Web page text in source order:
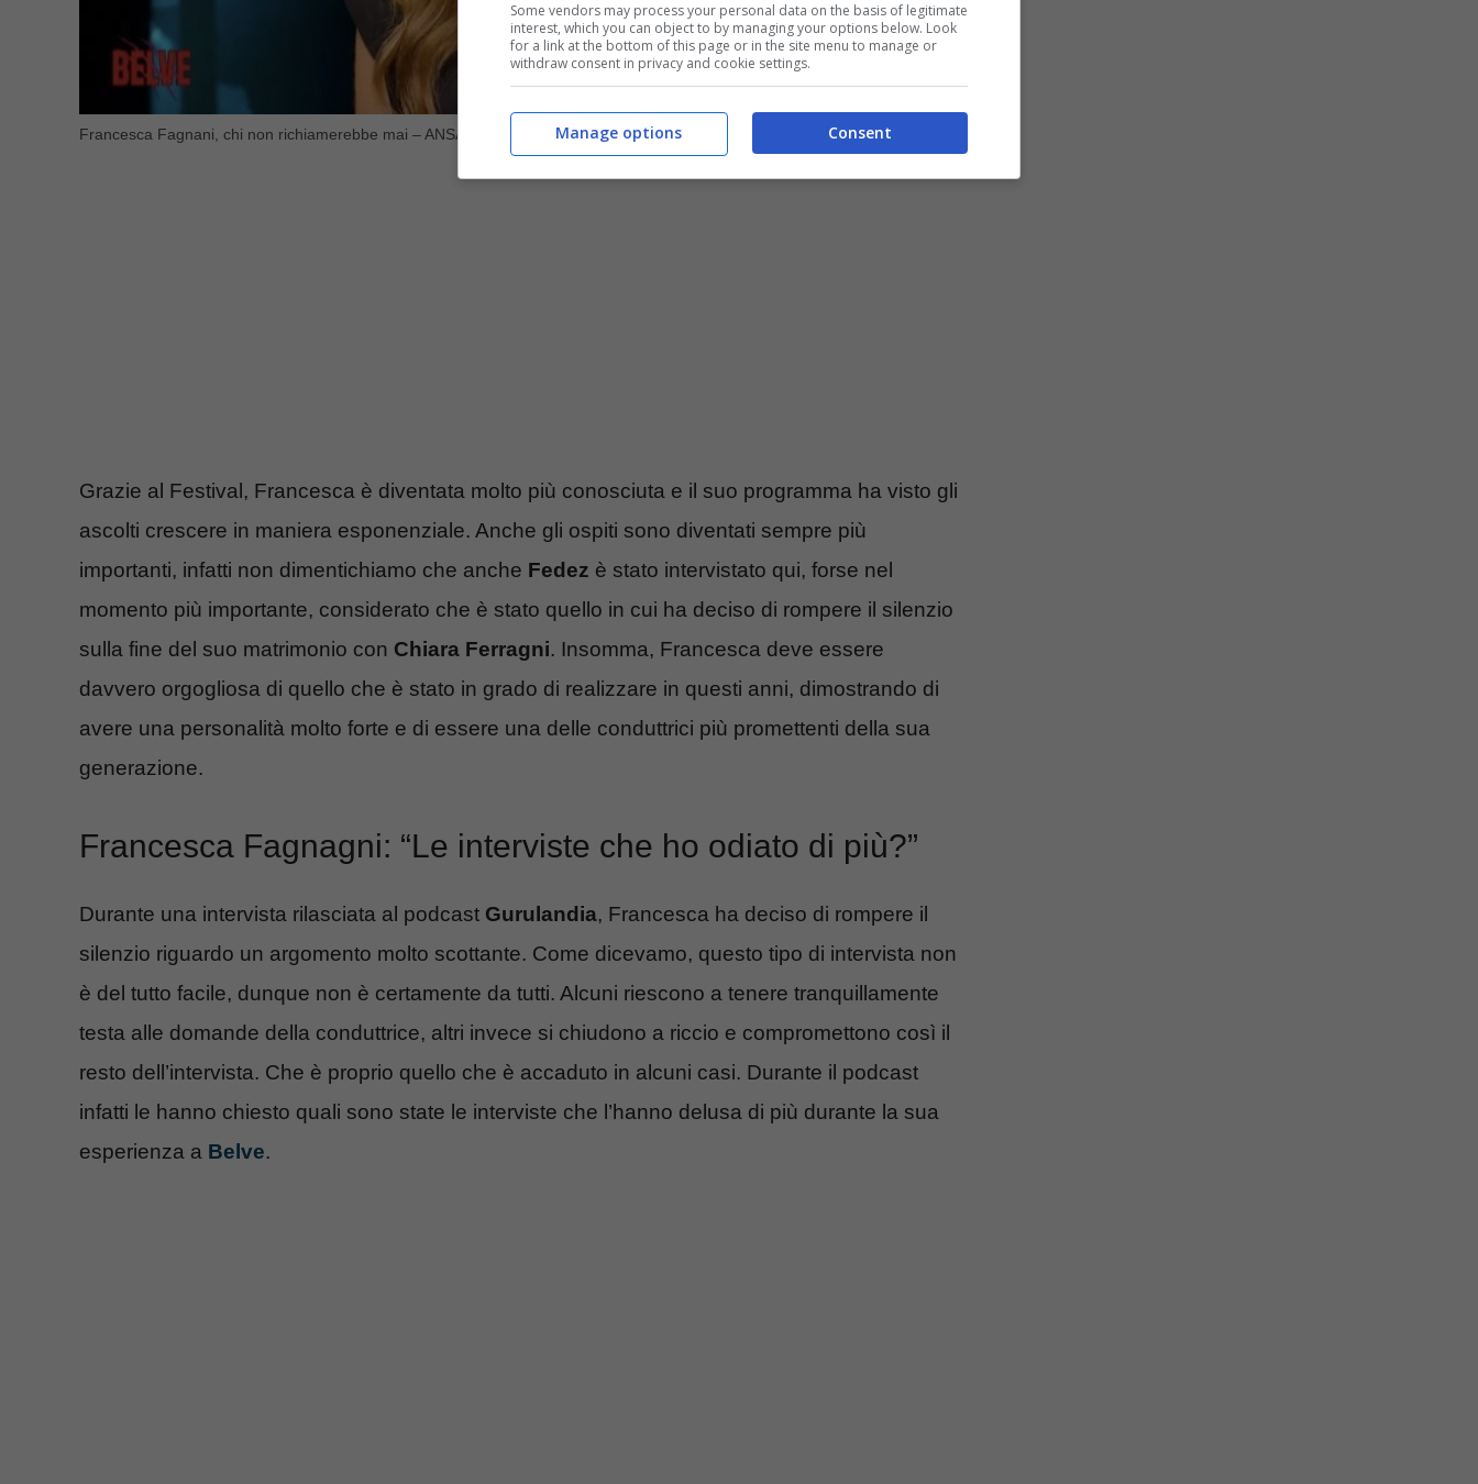
Francesca Fagnani, chi non richiamerebbe mai – ANSA – blueshouse.it
Grazie al Festival, Francesca è diventata molto più conosciuta e il suo programma ha visto gli
ascolti crescere in maniera esponenziale. Anche gli ospiti sono diventati sempre più
importanti, infatti non dimentichiamo che anche Fedez è stato intervistato qui, forse nel
momento più importante, considerato che è stato quello in cui ha deciso di rompere il silenzio
sulla fine del suo matrimonio con Chiara Ferragni. Insomma, Francesca deve essere
davvero orgogliosa di quello che è stato in grado di realizzare in questi anni, dimostrando di
avere una personalità molto forte e di essere una delle conduttrici più promettenti della sua
generazione.
Francesca Fagnagni: “Le interviste che ho odiato di più?”
Durante una intervista rilasciata al podcast Gurulandia, Francesca ha deciso di rompere il
silenzio riguardo un argomento molto scottante. Come dicevamo, questo tipo di intervista non
è del tutto facile, dunque non è certamente da tutti. Alcuni riescono a tenere tranquillamente
testa alle domande della conduttrice, altri invece si chiudono a riccio e compromettono così il
resto dell’intervista. Che è proprio quello che è accaduto in alcuni casi. Durante il podcast
infatti le hanno chiesto quali sono state le interviste che l’hanno delusa di più durante la sua
esperienza a Belve.
Some vendors may process your personal data on the basis of legitimate
interest, which you can object to by managing your options below. Look
for a link at the bottom of this page or in the site menu to manage or
withdraw consent in privacy and cookie settings.
Consent
Manage options